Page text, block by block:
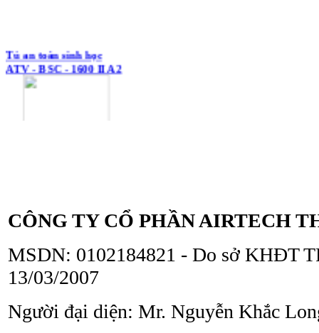
ATV - BSC - 1600 II A2
Tủ an toàn sinh học
CÔNG TY CỔ PHẦN AIRTECH
MSDN: 0102184821 - Do sở KHĐT
13/03/2007
Người đại diện: Mr. Nguyễn Khắc